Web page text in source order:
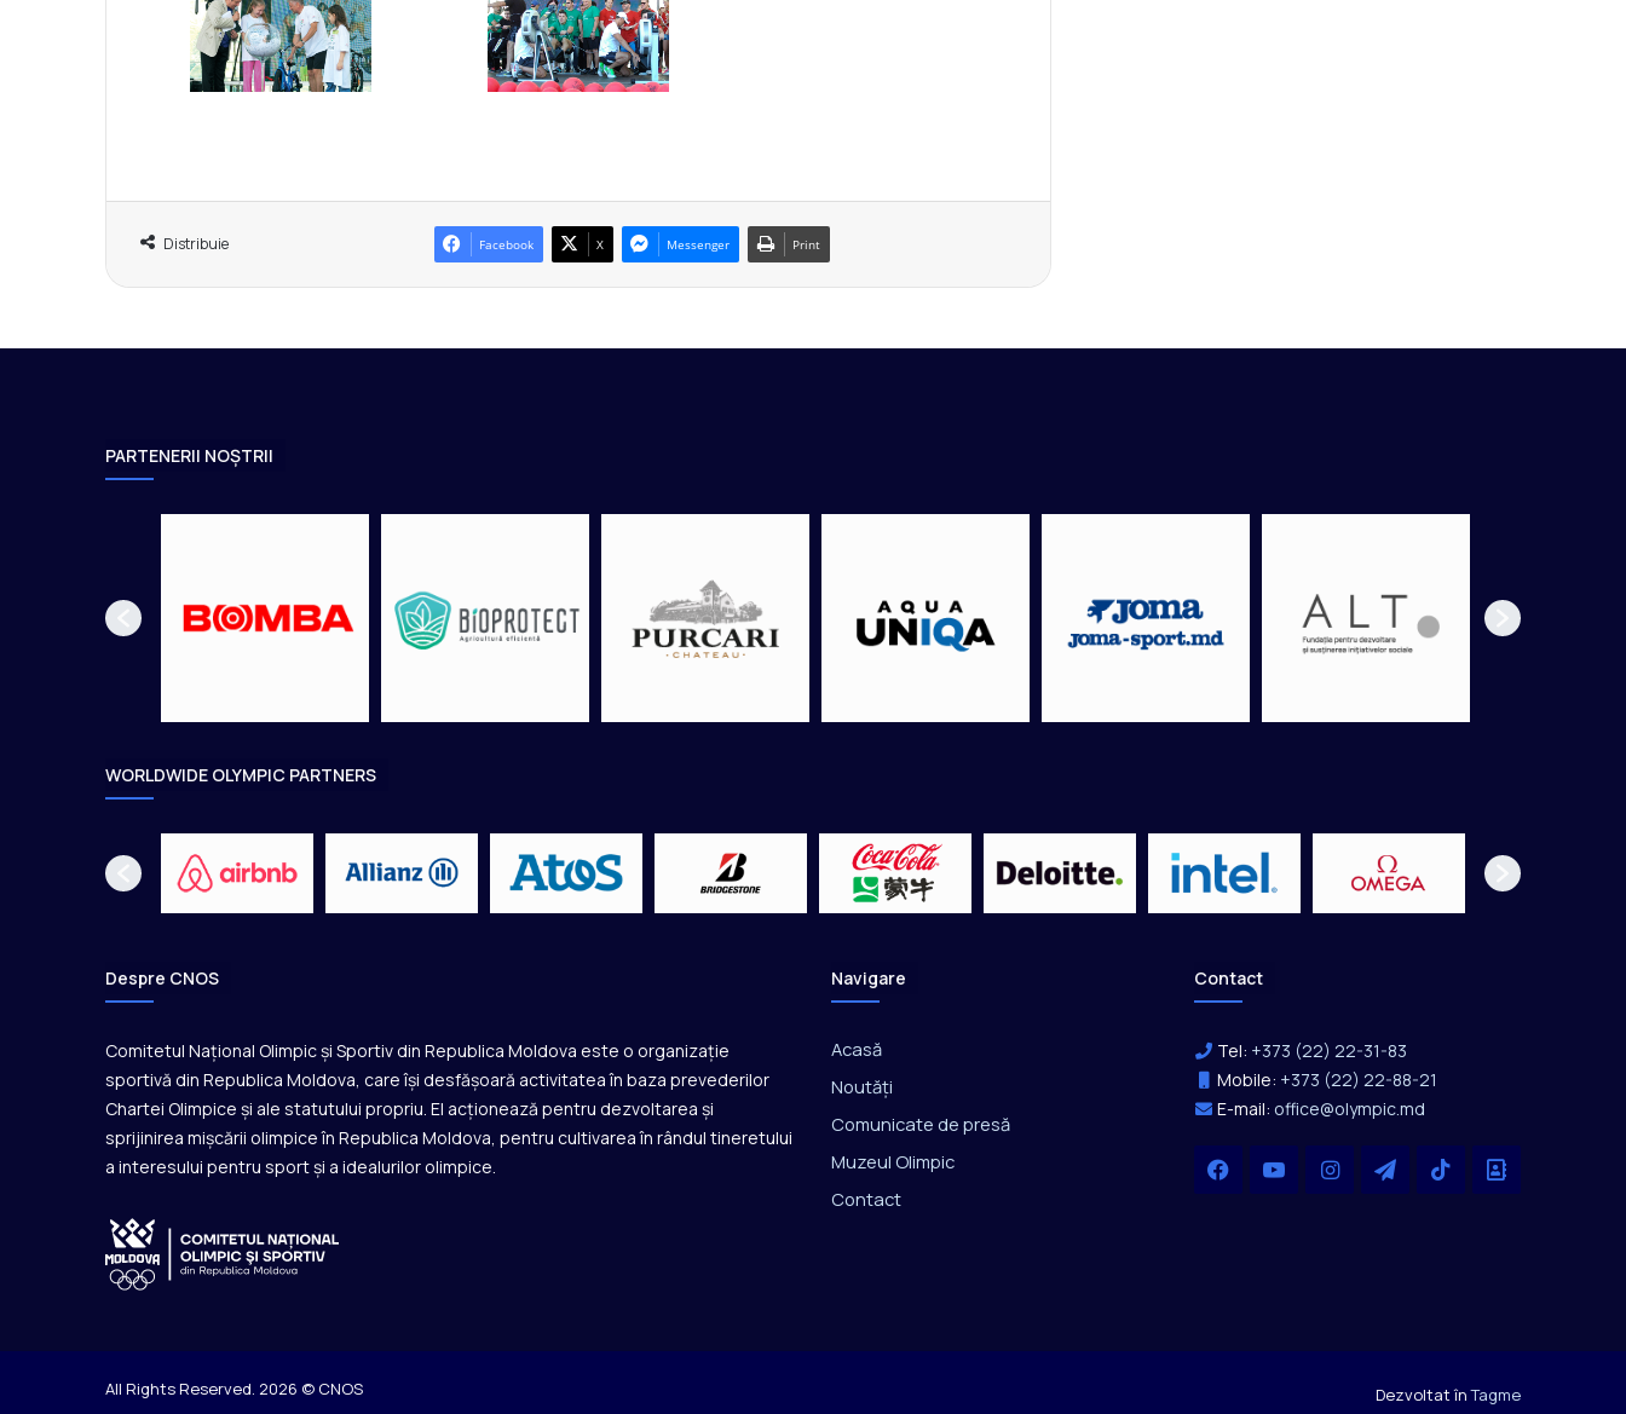
Distribuie Facebook X Messenger Print
PARTENERII NOȘTRII
WORLDWIDE OLYMPIC PARTNERS
Despre CNOS
Comitetul Național Olimpic și Sportiv din Republica Moldova este o organizație
sportivă din Republica Moldova, care își desfășoară activitatea în baza prevederilor
Chartei Olimpice și ale statutului propriu. El acționează pentru dezvoltarea și
sprijinirea mișcării olimpice în Republica Moldova, pentru cultivarea în rândul tineretului
a interesului pentru sport și a idealurilor olimpice.
Navigare
Acasă
Noutăți
Comunicate de presă
Muzeul Olimpic
Contact
Contact
Tel: +373 (22) 22-31-83
Mobile: +373 (22) 22-88-21
E-mail: office@olympic.md
FacebookYouTubeInstagramTelegram
TikTok
All Rights Reserved. 2026 © CNOS Dezvoltat înTagme